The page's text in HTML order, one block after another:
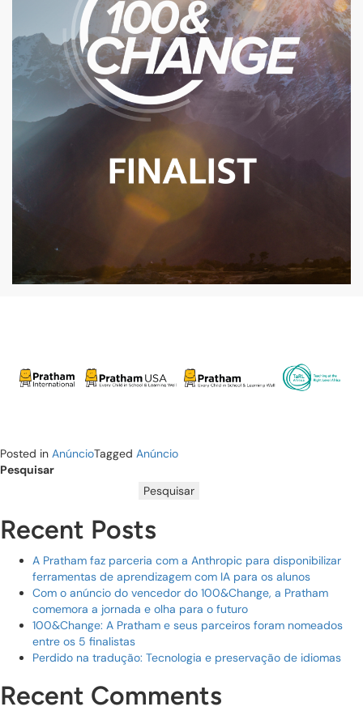
Posted in AnúncioTagged Anúncio
Pesquisar
Pesquisar
Recent Posts
A Pratham faz parceria com a Anthropic para disponibilizar
ferramentas de aprendizagem com IA para os alunos
Com o anúncio do vencedor do 100&Change, a Pratham
comemora a jornada e olha para o futuro
100&Change: A Pratham e seus parceiros foram nomeados
entre os 5 finalistas
Perdido na tradução: Tecnologia e preservação de idiomas
Recent Comments